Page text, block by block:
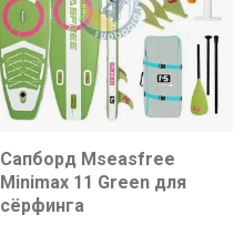
Сапборд Mseasfree
Minimax 11 Green для
сёрфинга